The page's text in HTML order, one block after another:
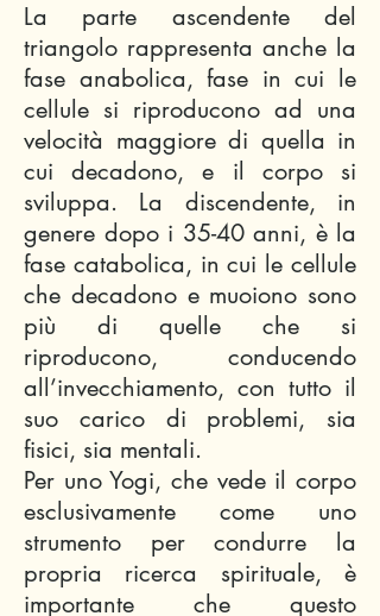
La parte ascendente del
triangolo rappresenta anche la
fase anabolica, fase in cui le
cellule si riproducono ad una
velocità maggiore di quella in
cui decadono, e il corpo si
sviluppa. La discendente, in
genere dopo i 35-40 anni, è la
fase catabolica, in cui le cellule
che decadono e muoiono sono
più di quelle che si
riproducono, conducendo
all’invecchiamento, con tutto il
suo carico di problemi, sia
fisici, sia mentali.
Per uno Yogi, che vede il corpo
esclusivamente come uno
strumento per condurre la
propria ricerca spirituale, è
importante che questo